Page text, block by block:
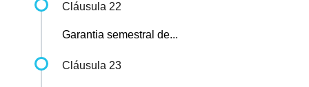
Cláusula 22
Garantia semestral de...
Cláusula 23